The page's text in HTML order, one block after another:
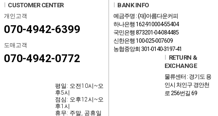
CUSTOMER CENTER
개인고객
070-4942-6399
도매고객
070-4942-0772
평일: 오전10시~오
후5시
점심: 오후12시~오
후1시
휴무: 주말, 공휴일
BANK INFO
예금주명 : (재)아름다운커피
하나은행 162-910004-55404
국민은행 873201-04-084485
신한은행 100-025-007609
농협중앙회 301-0140-3197-41
RETURN &
EXCHANGE
물류센터 : 경기도 용
인시 처인구 경안천
로 256번길 69